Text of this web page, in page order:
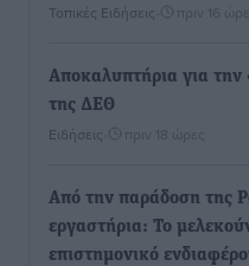
Τοπικές Ειδήσεις πριν 16 ώρες
Αποκαλυπτήρια για
της ΔΕΘ
Ειδήσεις πριν 18 ώρες
Από την παράδοση της
εργαστήρια: Το
επιστημονικό